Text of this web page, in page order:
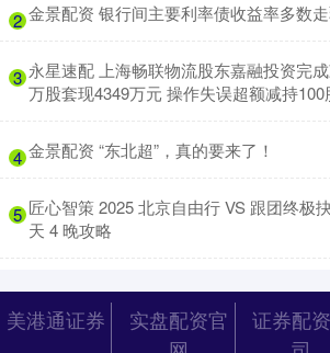
2 金景配资 银行间主要利率债收益率多数
3 永星速配 上海畅联物流股东嘉融投资完
万股套现4349万元 操作失误超额减持100
4 ​金景配资 “东北超”，真的要来了！
5 匠心智策 2025 北京自由行 VS 跟团终极
天 4 晚攻略
美港通证券
实盘配资官
证券配